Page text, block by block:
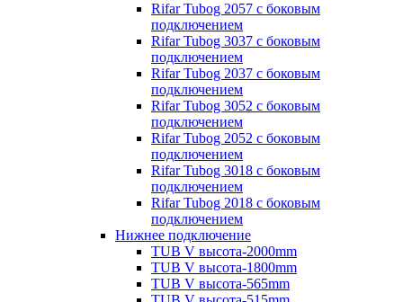
Rifar Tubog 2057 с боковым
подключением
Rifar Tubog 3037 с боковым
подключением
Rifar Tubog 2037 с боковым
подключением
Rifar Tubog 3052 с боковым
подключением
Rifar Tubog 2052 с боковым
подключением
Rifar Tubog 3018 с боковым
подключением
Rifar Tubog 2018 с боковым
подключением
Нижнее подключение
TUB V высота-2000mm
TUB V высота-1800mm
TUB V высота-565mm